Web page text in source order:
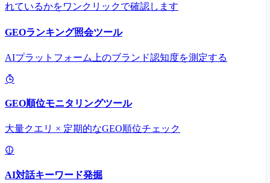
れているかをワンクリックで確認します
GEOランキング照会ツール
AIプラットフォーム上のブランド認知度を測定する
GEO順位モニタリングツール
大量クエリ × 定期的なGEO順位チェック
AI対話キーワード発掘